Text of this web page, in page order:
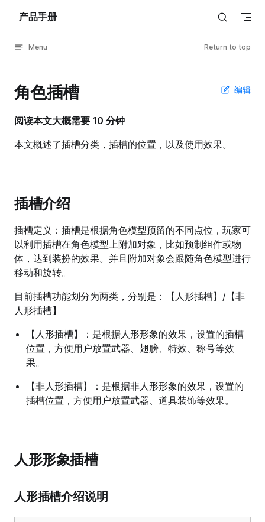
Skip to content
产品手册
Menu Return to top
编辑
角色插槽
阅读本文大概需要 10 分钟
本文概述了插槽分类，插槽的位置，以及使用效果。
插槽介绍
插槽定义：插槽是根据角色模型预留的不同点位，玩家可
以利用插槽在角色模型上附加对象，比如预制组件或物
体，达到装扮的效果。并且附加对象会跟随角色模型进行
移动和旋转。
目前插槽功能划分为两类，分别是：【人形插槽】/【非
人形插槽】
【人形插槽】：是根据人形形象的效果，设置的插槽
位置，方便用户放置武器、翅膀、特效、称号等效
果。
【非人形插槽】：是根据非人形形象的效果，设置的
插槽位置，方便用户放置武器、道具装饰等效果。
人形形象插槽
人形插槽介绍说明